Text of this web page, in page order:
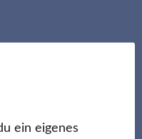
ein eigenes